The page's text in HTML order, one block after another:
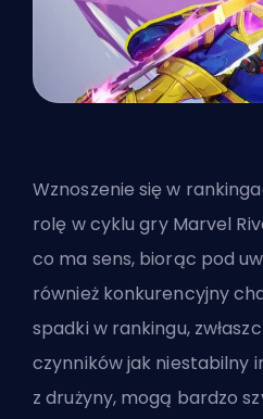
Wznoszenie się w
rolę wcyklu gry Marvel
co ma sens, biorąc pod
również konkurencyjny
spadki w rankingu,
czynników jak niestabilny
z drużyny, mogą bardzo